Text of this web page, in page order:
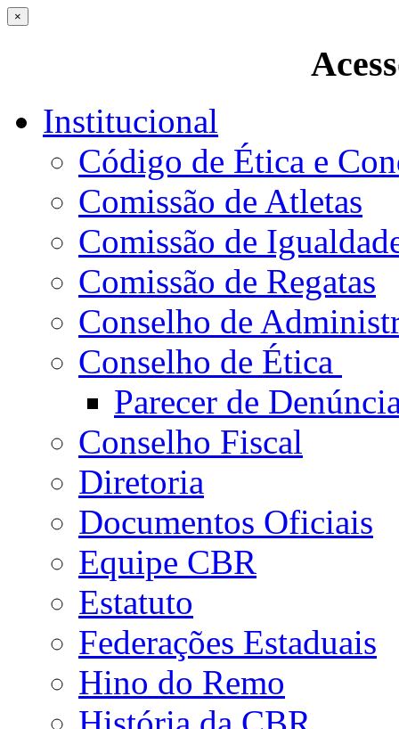
×
Institucional
Código de Ética e
Comissão de Atletas
Comissão de
Comissão de Regatas
Conselho de
Conselho de Ética
Parecer de
Conselho Fiscal
Diretoria
Documentos Oficiais
Equipe CBR
Estatuto
Federações Estaduais
Hino do Remo